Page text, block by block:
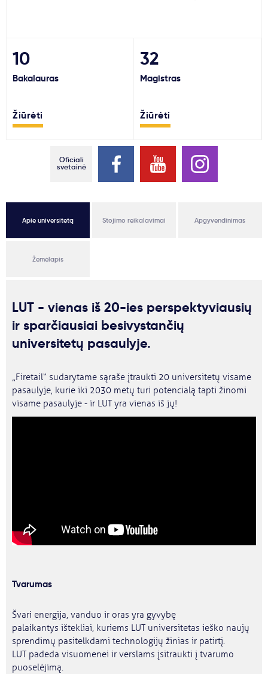
Paslaugos
Naujienos
10
Bakalauras
Žiūrėti
32
Magistras
Žiūrėti
Oficiali
svetainė
Apie universitetą Stojimo reikalavimai Apgyvendinimas
Žemėlapis
LUT - vienas iš 20-ies perspektyviausių
ir sparčiausiai besivystančių
universitetų pasaulyje.
„Firetail“ sudarytame sąraše įtraukti 20 universitetų visame
pasaulyje, kurie iki 2030 metų turi potencialą tapti žinomi
visame pasaulyje - ir LUT yra vienas iš jų!
Tvarumas
Švari energija, vanduo ir oras yra gyvybę
palaikantys ištekliai, kuriems LUT universitetas ieško naujų
sprendimų pasitelkdami technologijų žinias ir patirtį.
LUT padeda visuomenei ir verslams įsitraukti į tvarumo
puoselėjimą.